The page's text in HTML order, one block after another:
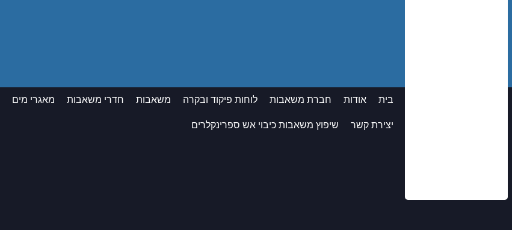
בית אודות חברת משאבות לוחות פיקוד ובקרה משאבות חדרי משאבות מאגרי מים
יצירת קשר שיפוץ משאבות כיבוי אש ספרינקלרים